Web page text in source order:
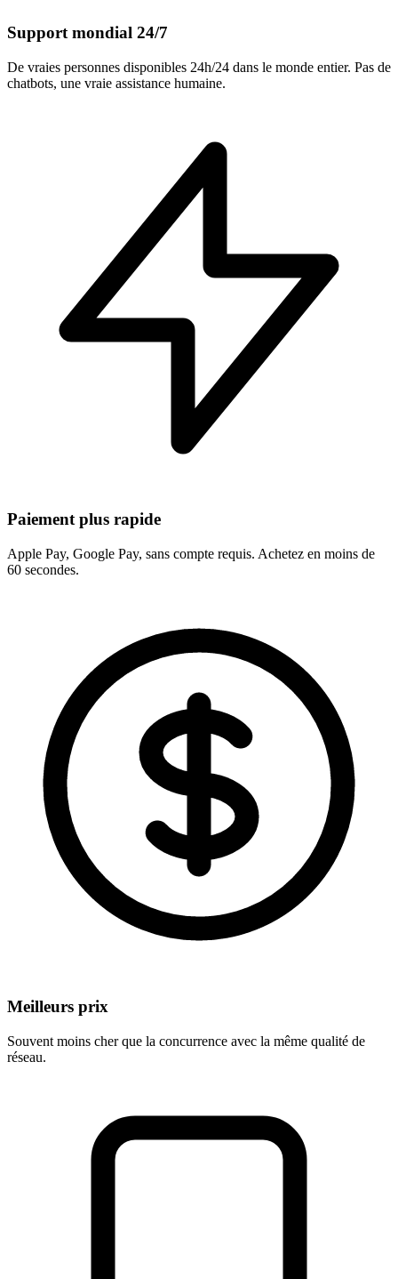
Support mondial 24/7
De vraies personnes disponibles 24h/24 dans le monde entier. Pas de
chatbots, une vraie assistance humaine.
Paiement plus rapide
Apple Pay, Google Pay, sans compte requis. Achetez en moins de
60 secondes.
Meilleurs prix
Souvent moins cher que la concurrence avec la même qualité de
réseau.